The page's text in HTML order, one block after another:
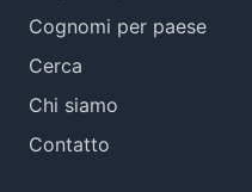
Cognomi per paese
Cerca
Chi siamo
Contatto